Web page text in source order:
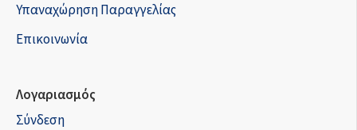
Υπαναχώρηση Παραγγελίας
Επικοινωνία
Λογαριασμός
Σύνδεση